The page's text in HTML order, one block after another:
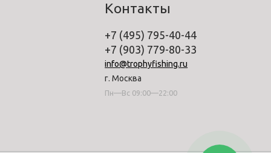
Контакты
+7 (495) 795-40-44
+7 (903) 779-80-33
info@trophyfishing.ru
г. Москва
Пн—Вс 09:00—22:00